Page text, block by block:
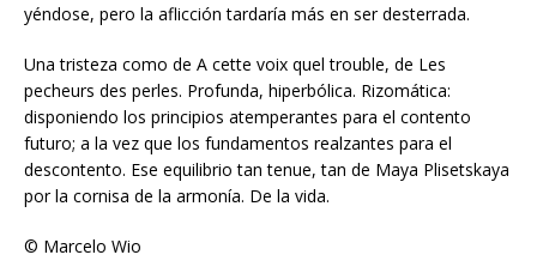
yéndose, pero la aflicción tardaría más en ser desterrada.
Una tristeza como de A cette voix quel trouble, de Les
pecheurs des perles. Profunda, hiperbólica. Rizomática:
disponiendo los principios atemperantes para el contento
futuro; a la vez que los fundamentos realzantes para el
descontento. Ese equilibrio tan tenue, tan de Maya Plisetskaya
por la cornisa de la armonía. De la vida.
© Marcelo Wio